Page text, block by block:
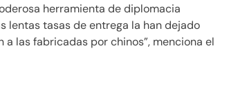
herramienta de diplomacia
lentas tasas de entrega la han dejado
las fabricadas por chinos”, menciona el